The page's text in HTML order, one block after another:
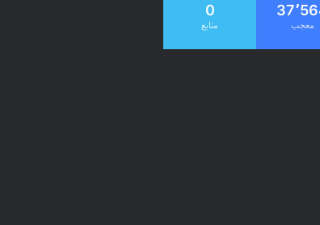
معجب
0
متابع